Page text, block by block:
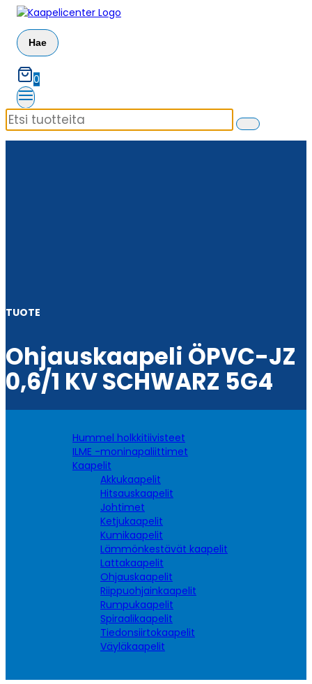
Siirry
sisältöön
Hae
0
TUOTE
Ohjauskaapeli ÖPVC-JZ
0,6/1 KV SCHWARZ 5G4
Hummel holkkitiivisteet
ILME -moninapaliittimet
Kaapelit
Akkukaapelit
Hitsauskaapelit
Johtimet
Ketjukaapelit
Kumikaapelit
Lämmönkestävät kaapelit
Lattakaapelit
Ohjauskaapelit
Riippuohjainkaapelit
Rumpukaapelit
Spiraalikaapelit
Tiedonsiirtokaapelit
Väyläkaapelit